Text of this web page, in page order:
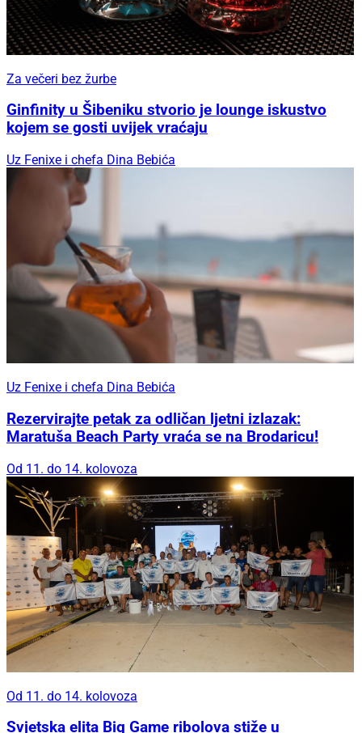
Za večeri bez žurbe
Ginfinity u Šibeniku stvorio je lounge iskustvo
kojem se gosti uvijek vraćaju
Uz Fenixe i chefa Dina Bebića
Uz Fenixe i chefa Dina Bebića
Rezervirajte petak za odličan ljetni izlazak:
Maratuša Beach Party vraća se na Brodaricu!
Od 11. do 14. kolovoza
Od 11. do 14. kolovoza
Svjetska elita Big Game ribolova stiže u